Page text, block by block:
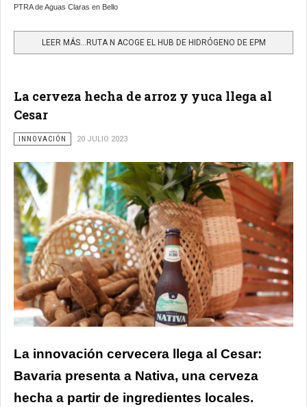
PTRA de Aguas Claras en Bello
LEER MÁS…RUTA N ACOGE EL HUB DE HIDRÓGENO DE EPM
La cerveza hecha de arroz y yuca llega al
Cesar
INNOVACIÓN 20 JULIO 2023
La innovación cervecera llega al Cesar:
Bavaria presenta a Nativa, una cerveza
hecha a partir de ingredientes locales.